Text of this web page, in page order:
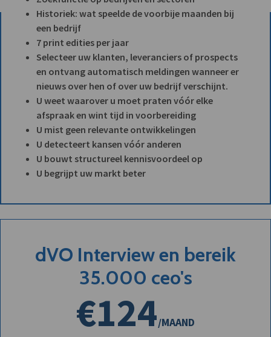
Historiek: wat speelde de voorbije maanden bij
een bedrijf
7 print edities per jaar
Selecteer uw klanten, leveranciers of prospects
en ontvang automatisch meldingen wanneer er
nieuws over hen of over uw bedrijf verschijnt.
U weet waarover u moet praten vóór elke
afspraak en wint tijd in voorbereiding
U mist geen relevante ontwikkelingen
U detecteert kansen vóór anderen
U bouwt structureel kennisvoordeel op
U begrijpt uw markt beter
dVO Interview en bereik
35.000 ceo's
€124/MAAND